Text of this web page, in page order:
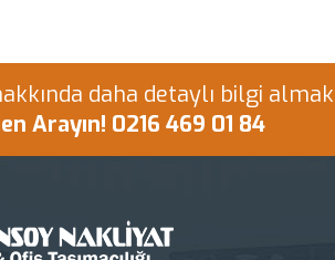
daha detaylı bilgi almak
Arayın! 0216 469 01 84